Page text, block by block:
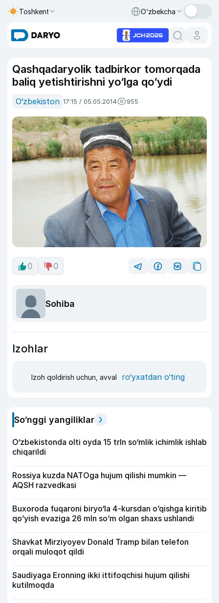
Toshkent O‘zbekcha
Qashqadaryolik tadbirkor tomorqada
baliq yetishtirishni yo‘lga qo‘ydi
O‘zbekiston 17:15 / 05.05.2014 955
0 0
Sohiba
Izohlar
Izoh qoldirish uchun, avval ro‘yxatdan o‘ting
So‘nggi yangiliklar
O‘zbekistonda olti oyda 15 trln so‘mlik ichimlik ishlab
chiqarildi
Rossiya kuzda NATOga hujum qilishi mumkin —
AQSH razvedkasi
Buxoroda fuqaroni biryo‘la 4-kursdan o’qishga kiritib
qo’yish evaziga 26 mln so’m olgan shaxs ushlandi
Shavkat Mirziyoyev Donald Tramp bilan telefon
orqali muloqot qildi
Saudiyaga Eronning ikki ittifoqchisi hujum qilishi
kutilmoqda